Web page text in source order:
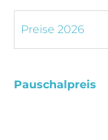
Pauschalpreis